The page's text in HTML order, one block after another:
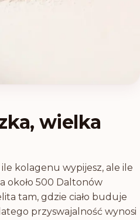
wielka
kolagenu wypijesz, ale ile
około 500 Daltonów
tam, gdzie ciało buduje
przyswajalność wynosi